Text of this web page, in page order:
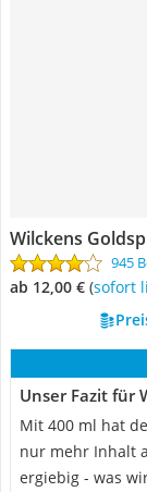
Wilckens
945
ab 12,00 € ( Sofort
Unser Fazit für
Mit 400 ml hat
nur mehr Inhalt
ergiebig - was